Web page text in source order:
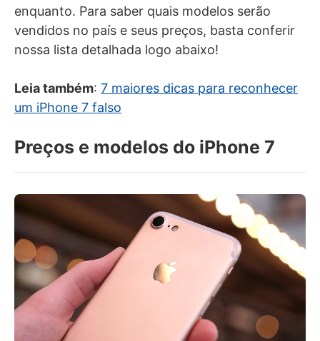
enquanto. Para saber quais modelos serão
vendidos no país e seus preços, basta conferir
nossa lista detalhada logo abaixo!
Leia também: 7 maiores dicas para reconhecer
um iPhone 7 falso
Preços e modelos do iPhone 7